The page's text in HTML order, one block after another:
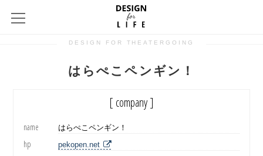
DESIGN FOR THEATERGOING
はらぺこペンギン！
[ company ]
name はらぺこペンギン！
hp pekopen.net